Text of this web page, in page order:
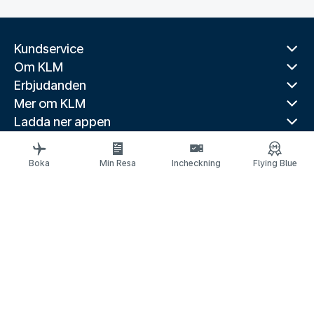
Kundservice
Om KLM
Erbjudanden
Mer om KLM
Ladda ner appen
Relaterade webbplatser
Reseguider
Boka Min Resa Incheckning Flying Blue